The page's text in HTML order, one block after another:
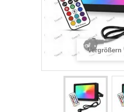
Vergrößern